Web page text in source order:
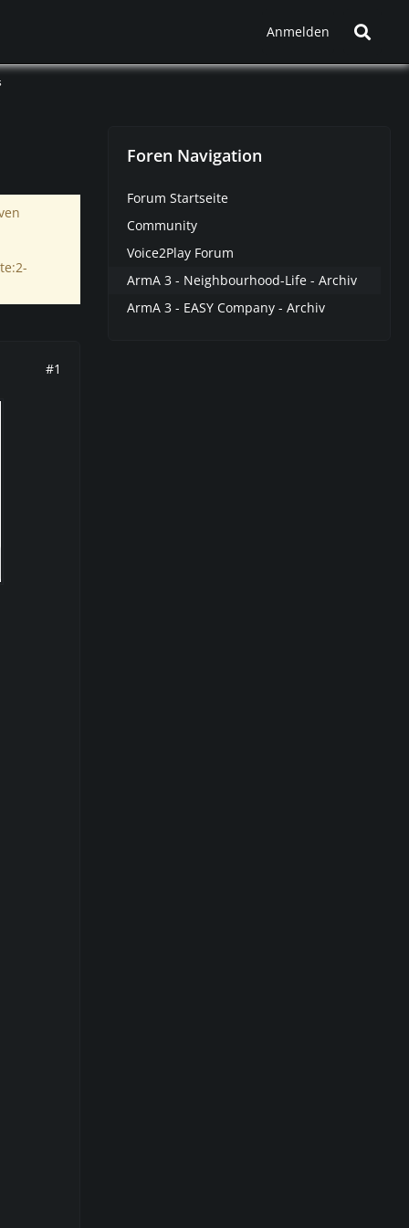
Anmelden
#1
Foren Navigation
Forum Startseite
Community
Voice2Play Forum
ArmA 3 - Neighbourhood-Life - Archiv
ArmA 3 - EASY Company - Archiv